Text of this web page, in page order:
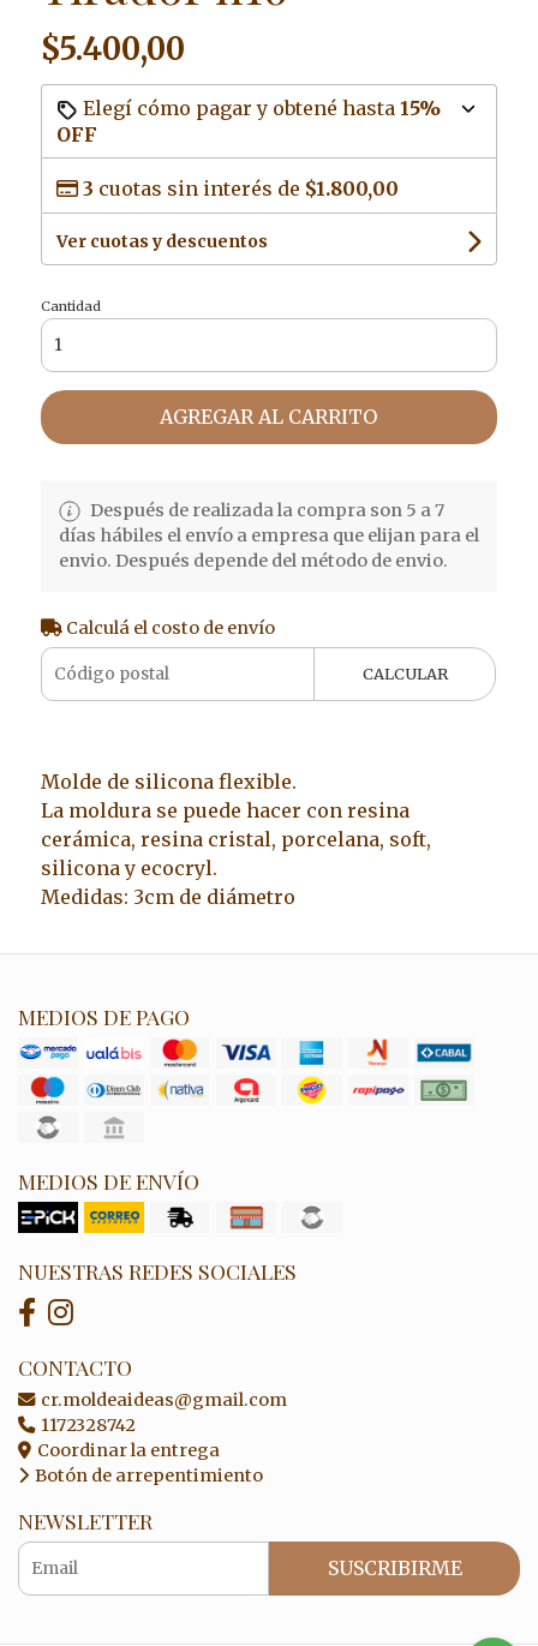
$5.400,00
Elegí cómo pagar y obtené hasta 15%
OFF
3 cuotas sin interés de $1.800,00
Ver cuotas y descuentos
Cantidad
AGREGAR AL CARRITO
Después de realizada la compra son 5 a 7
días hábiles el envío a empresa que elijan para el
envio. Después depende del método de envio.
Calculá el costo de envío
CALCULAR
Molde de silicona flexible.
La moldura se puede hacer con resina
cerámica, resina cristal, porcelana, soft,
silicona y ecocryl.
Medidas: 3cm de diámetro
MEDIOS DE PAGO
MEDIOS DE ENVÍO
NUESTRAS REDES SOCIALES
CONTACTO
cr.moldeaideas@gmail.com
1172328742
Coordinar la entrega
Botón de arrepentimiento
NEWSLETTER
SUSCRIBIRME